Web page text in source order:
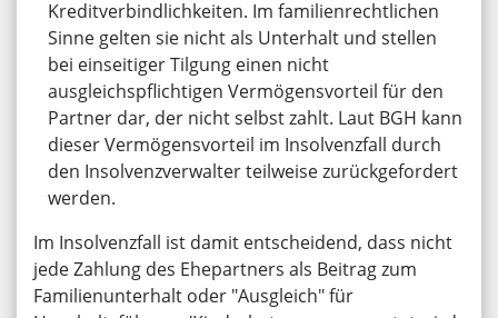
Kreditverbindlichkeiten. Im familienrechtlichen
Sinne gelten sie nicht als Unterhalt und stellen
bei einseitiger Tilgung einen nicht
ausgleichspflichtigen Vermögensvorteil für den
Partner dar, der nicht selbst zahlt. Laut BGH kann
dieser Vermögensvorteil im Insolvenzfall durch
den Insolvenzverwalter teilweise zurückgefordert
werden.
Im Insolvenzfall ist damit entscheidend, dass nicht
jede Zahlung des Ehepartners als Beitrag zum
Familienunterhalt oder "Ausgleich" für